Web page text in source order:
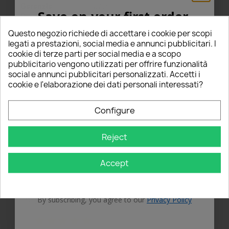
Produttore
Comments
0
star_borderstar_borderstar_borderstar_borderstar_border
Select a row below to filter reviews.
Questo negozio richiede di accettare i cookie per scopi
legati a prestazioni, social media e annunci pubblicitari. I
cookie di terze parti per social media e a scopo
pubblicitario vengono utilizzati per offrire funzionalità
social e annunci pubblicitari personalizzati. Accetti i
cookie e l'elaborazione dei dati personali interessati?
Configure
Reject
Accept
Save on your first order
5% FOR YOU!
Enter your email below to receive a5%
DISCOUNTon your first order!
GET 5% OFF
By subscribing, you agree to ourPrivacy Policy